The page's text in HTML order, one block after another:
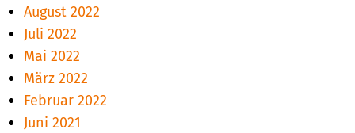
August 2022
Juli 2022
Mai 2022
März 2022
Februar 2022
Juni 2021